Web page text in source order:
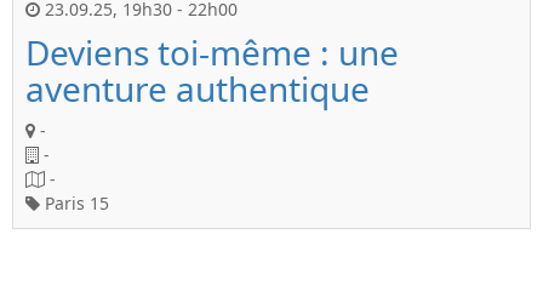
23.09.25, 19h30 - 22h00
Deviens toi-même : une
aventure authentique
-
-
-
Paris 15